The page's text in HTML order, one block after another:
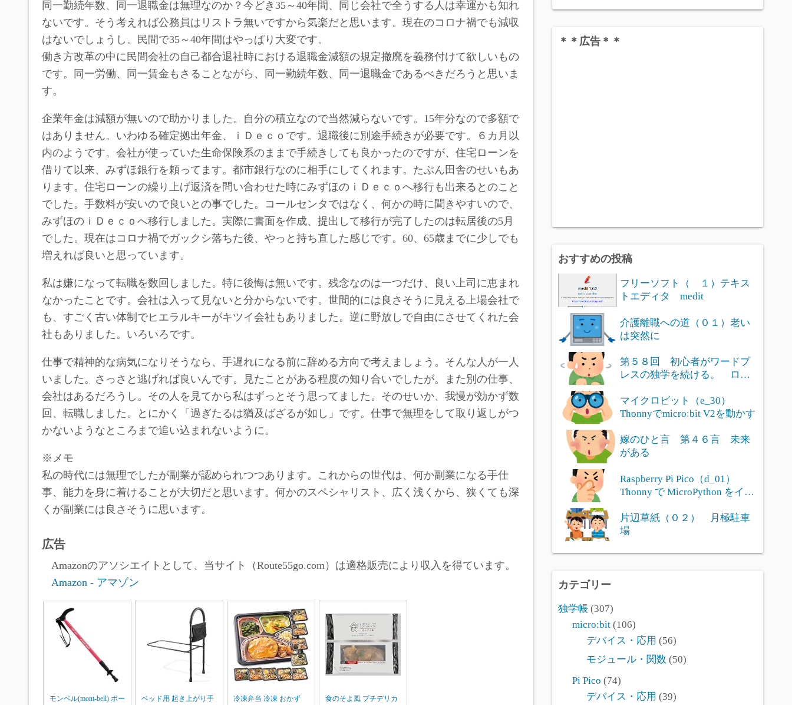
同一勤続年数、同一退職金は無理なのか？今どき35～40年間、同じ会社で全うする人は幸運かも知れ
ないです。そう考えれば公務員はリストラ無いですから気楽だと思います。現在のコロナ禍でも減収
はないでしょうし。民間で35～40年間はやっぱり大変です。
働き方改革の中に民間会社の自己都合退社時における退職金減額の規定撤廃を義務付けて欲しいもの
です。同一労働、同一賃金もさることながら、同一勤続年数、同一退職金であるべきだろうと思いま
す。
企業年金は減額が無いので助かりました。自分の積立なので当然減らないです。15年分なので多額で
はありません。いわゆる確定拠出年金、ｉＤｅｃｏです。退職後に別途手続きが必要です。６カ月以
内のようです。会社が使っていた生命保険系のままで手続きしても良かったのですが、住宅ローンを
借りて以来、みずほ銀行を頼ってます。都市銀行なのに相手にしてくれます。たぶん田舎のせいもあ
ります。住宅ローンの繰り上げ返済を問い合わせた時にみずほのｉＤｅｃｏへ移行も出来るとのこと
でした。手数料が安いので良いとの事でした。コールセンタではなく、何かの時に聞きやすいので、
みずほのｉＤｅｃｏへ移行しました。実際に書面を作成、提出して移行が完了したのは転居後の5月
でした。現在はコロナ禍でガックシ落ちた後、やっと持ち直した感じです。60、65歳までに少しでも
増えれば良いと思っています。
私は嫌になって転職を数回しました。特に後悔は無いです。残念なのは一つだけ、良い上司に恵まれ
なかったことです。会社は入って見ないと分からないです。世間的には良さそうに見える上場会社で
も、すごく古い体制でヒエラルキーがキツイ会社もありました。逆に野放しで自由にさせてくれた会
社もありました。いろいろです。
仕事で精神的な病気になりそうなら、手遅れになる前に辞める方向で考えましょう。そんな人が一人
いました。さっさと逃げれば良いんです。見たことがある程度の知り合いでしたが。また別の仕事、
会社はあるだろうし。その人を見てから私はずっとそう思ってました。そのせいか、我慢が効かず数
回、転職しました。とにかく「過ぎたるは猶及ばざるが如し」です。仕事で無理をして取り返しがつ
かないようなところまで追い込まれないように。
※メモ
私の時代には無理でしたが副業が認められつつあります。これからの世代は、何か副業になる手仕
事、能力を身に着けることが大切だと思います。何かのスペシャリスト、広く浅くから、狭くても深
くが副業には良さそうに思います。
広告
Amazonのアソシエイトとして、当サイト（Route55go.com）は適格販売により収入を得ています。
Amazon - アマゾン
モンベル(mont-bell) ポー
ベッド用 起き上がり手
冷凍弁当 冷凍 おかず
食のそよ風 プチデリカ
＊＊広告＊＊
おすすめの投稿
フリーソフト（ １）テキス
トエディタ medit
介護離職への道（０１）老い
は突然に
第５８回 初心者がワードプ
レスの独学を続ける。 ログ
マイクロビット（e_30）
Thonnyでmicro:bit V2を動かす
嫁のひと言 第４６言 未来
がある
Raspberry Pi Pico（d_01）
Thonny で MicroPython をイン
片辺草紙（０２） 月極駐車
場
カテゴリー
独学帳 (307)
micro:bit (106)
デバイス・応用 (56)
モジュール・関数 (50)
Pi Pico (74)
デバイス・応用 (39)